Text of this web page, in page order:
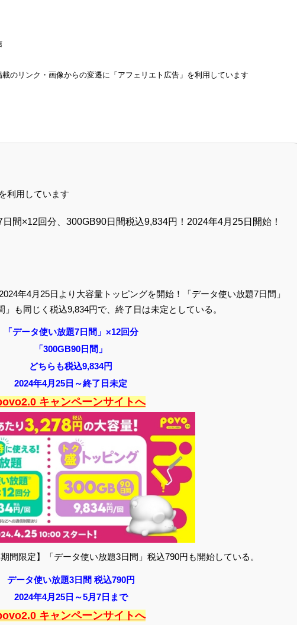
のリンク・画像からの変遷に「アフェリエト広告」を利用しています
利用しています
間×12回分、300GB90日間税込9,834円！2024年4月25日開始！
年4月25日より大容量トッピングを開始！「データ使い放題7日間」
も同じく税込9,834円で、終了日は未定としている。
「データ使い放題7日間」×12回分
「300GB90日間」
どちらも税込9,834円
2024年4月25日～終了日未定
キャンペーンサイトへ
間限定】「データ使い放題3日間」税込790円も開始している。
データ使い放題3日間 税込790円
2024年4月25日～5月7日まで
キャンペーンサイトへ